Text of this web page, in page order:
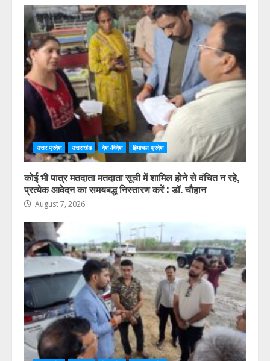
उत्तर प्रदेश उत्तराखंड देश-विदेश हिमाचल प्रदेश
कोई भी पात्र मतदाता मतदाता सूची में शामिल होने से वंचित न रहे,
प्रत्येक आवेदन का समयबद्ध निस्तारण करें : डॉ. चौहान
August 7, 2026